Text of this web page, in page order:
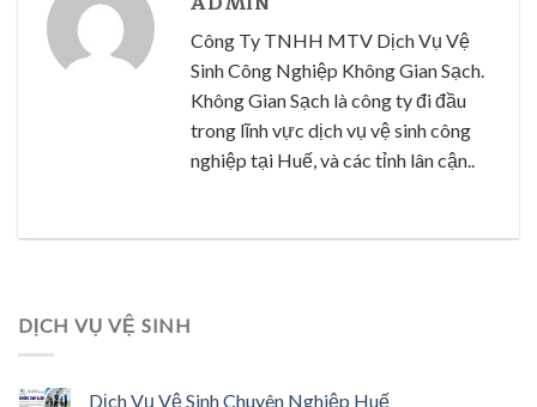
Công Ty TNHH MTV Dịch Vụ Vệ
Sinh Công Nghiệp Không Gian Sạch.
Không Gian Sạch là công ty đi đầu
trong lĩnh vực dịch vụ vệ sinh công
nghiệp tại Huế, và các tỉnh lân cận..
DỊCH VỤ VỆ SINH
Dịch Vụ Vệ Sinh Chuyên Nghiệp Huế